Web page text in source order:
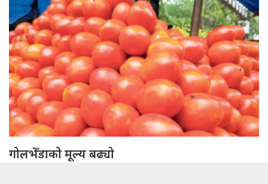
गोलभेँडाको मूल्य बढ्यो